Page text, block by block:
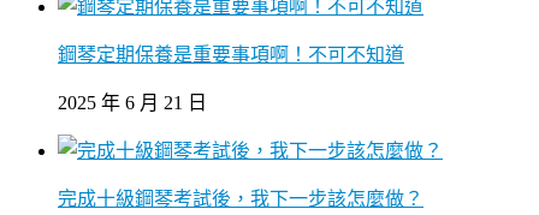
鋼琴定期保養是重要事項啊！不可不知道
2025 年 6 月 21 日
完成十級鋼琴考試後，我下一步該怎麼做？